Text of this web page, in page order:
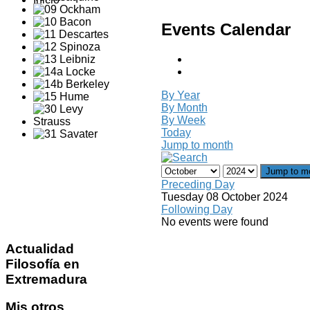
Events Calendar
By Year
By Month
By Week
Today
Jump to month
Jump to
Preceding Day
Tuesday 08 October 2024
Following Day
No events were found
Actualidad
Filosofía en
Extremadura
Mis otros